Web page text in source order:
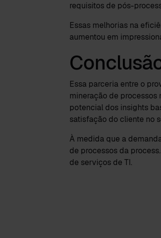
requisitos de pós-
Essas melhorias na
aumentou em
Essa parceria entre o
mineração de processos
potencial dos insights
satisfação do cliente no
À medida que a
de processos da
de serviços de TI.